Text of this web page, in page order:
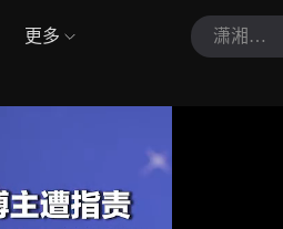
更多 潇湘晨报